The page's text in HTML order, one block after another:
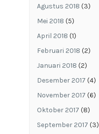
Agustus 2018 (3)
Mei 2018 (5)
April 2018 (1)
Februari 2018 (2)
Januari 2018 (2)
Desember 2017 (4)
November 2017 (6)
Oktober 2017 (8)
September 2017 (3)